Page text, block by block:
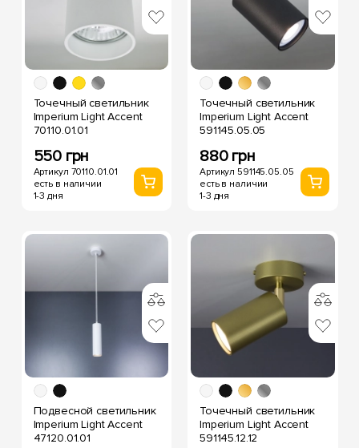
Точечный светильник
Imperium Light Accent
70110.01.01
550 грн
Артикул 70110.01.01
есть в наличии
1-3 дня
Точечный светильник
Imperium Light Accent
591145.05.05
880 грн
Артикул 591145.05.05
есть в наличии
1-3 дня
Подвесной светильник
Imperium Light Accent
47120.01.01
Точечный светильник
Imperium Light Accent
591145.12.12